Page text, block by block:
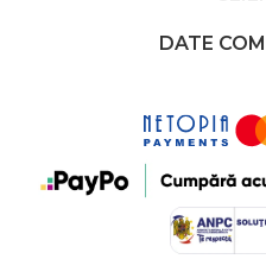
DATE